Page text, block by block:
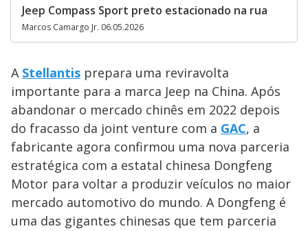
Jeep Compass Sport preto estacionado na rua
Marcos Camargo Jr. 06.05.2026
A Stellantis prepara uma reviravolta
importante para a marca Jeep na China. Após
abandonar o mercado chinês em 2022 depois
do fracasso da joint venture com a GAC, a
fabricante agora confirmou uma nova parceria
estratégica com a estatal chinesa Dongfeng
Motor para voltar a produzir veículos no maior
mercado automotivo do mundo. A Dongfeng é
uma das gigantes chinesas que tem parceria